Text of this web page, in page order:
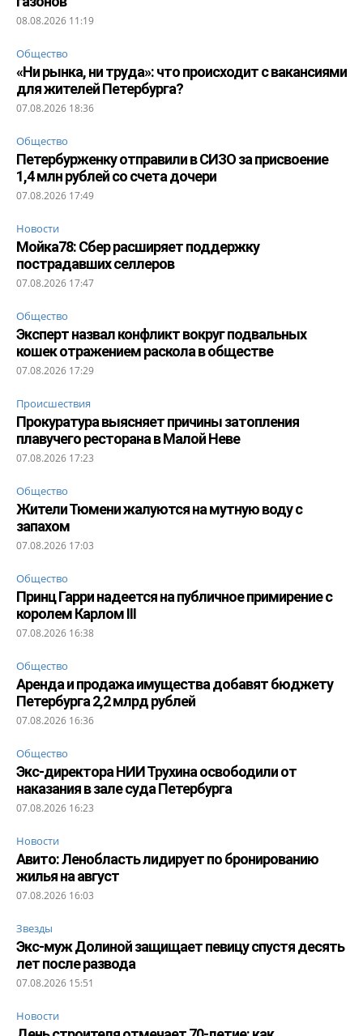
08.08.2026 11:19
Общество
«Ни рынка, ни труда»: что происходит с вакансиями
для жителей Петербурга?
07.08.2026 18:36
Общество
Петербурженку отправили в СИЗО за присвоение
1,4 млн рублей со счета дочери
07.08.2026 17:49
Новости
Мойка78: Сбер расширяет поддержку
пострадавших селлеров
07.08.2026 17:47
Общество
Эксперт назвал конфликт вокруг подвальных
кошек отражением раскола в обществе
07.08.2026 17:29
Происшествия
Прокуратура выясняет причины затопления
плавучего ресторана в Малой Неве
07.08.2026 17:23
Общество
Жители Тюмени жалуются на мутную воду с
запахом
07.08.2026 17:03
Общество
Принц Гарри надеется на публичное примирение с
королем Карлом III
07.08.2026 16:38
Общество
Аренда и продажа имущества добавят бюджету
Петербурга 2,2 млрд рублей
07.08.2026 16:36
Общество
Экс-директора НИИ Трухина освободили от
наказания в зале суда Петербурга
07.08.2026 16:23
Новости
Авито: Ленобласть лидирует по бронированию
жилья на август
07.08.2026 16:03
Звезды
Экс-муж Долиной защищает певицу спустя десять
лет после развода
07.08.2026 15:51
Новости